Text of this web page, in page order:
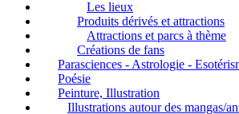
Les lieux
Produits dérivés et attractions
Attractions et parcs à thème
Créations de fans
Parasciences - Astrologie -
Poésie
Peinture, Illustration
Illustrations autour des mangas/